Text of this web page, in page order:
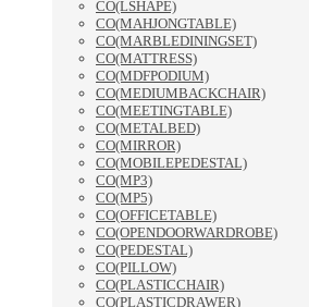
CO(LSHAPE)
CO(MAHJONGTABLE)
CO(MARBLEDININGSET)
CO(MATTRESS)
CO(MDFPODIUM)
CO(MEDIUMBACKCHAIR)
CO(MEETINGTABLE)
CO(METALBED)
CO(MIRROR)
CO(MOBILEPEDESTAL)
CO(MP3)
CO(MP5)
CO(OFFICETABLE)
CO(OPENDOORWARDROBE)
CO(PEDESTAL)
CO(PILLOW)
CO(PLASTICCHAIR)
CO(PLASTICDRAWER)